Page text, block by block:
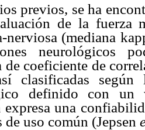
previos, se ha
de la fuerza
nerviosa (mediana
neurológicos
de coeficiente de
clasificadas
definido con un
expresa una
uso común (Jepsen